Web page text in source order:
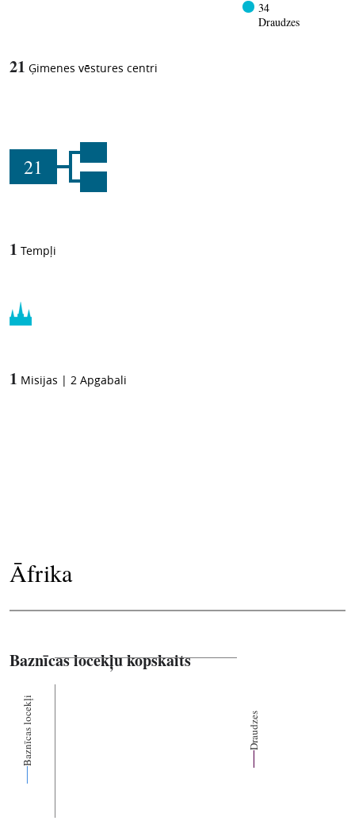
34
Draudzes
21 Ģimenes vēstures centri
21
1 Tempļi
1 Misijas | 2 Apgabali
Āfrika
Baznīcas locekļu kopskaits
Baznīcas locekļi Draudzes